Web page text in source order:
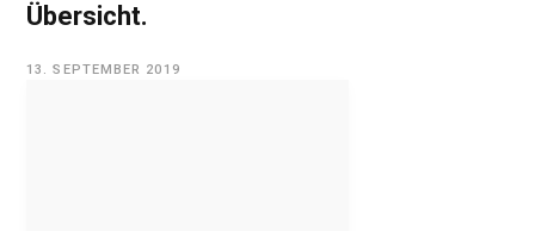
Übersicht.
13. SEPTEMBER 2019